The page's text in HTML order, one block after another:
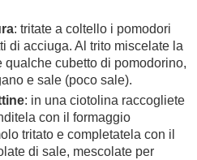
: tritate a coltello i pomodori
di acciuga. Al trito miscelate la
cubetto di pomodorino,
e sale (poco sale).
: in una ciotolina raccogliete
con il formaggio
tritato e completatela con il
di sale, mescolate per